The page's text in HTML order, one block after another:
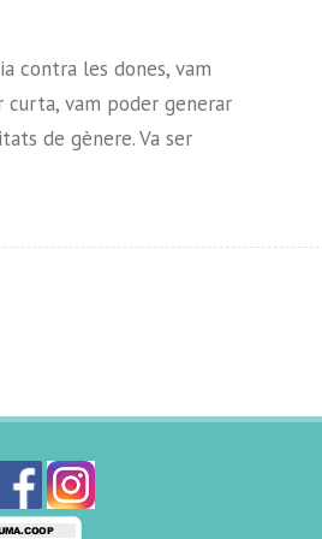
contra les dones, vam
curta, vam poder generar
de gènere. Va ser